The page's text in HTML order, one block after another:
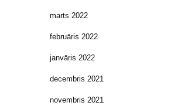
marts 2022
februāris 2022
janvāris 2022
decembris 2021
novembris 2021